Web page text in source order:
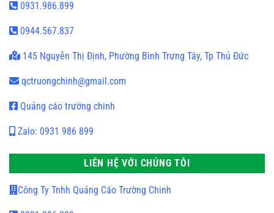
0931.986.899
0944.567.837
145 Nguyễn Thị Định, Phường Bình Trưng Tây, Tp Thủ Đức
qctruongchinh@gmail.com
Quảng cáo trường chinh
Zalo: 0931 986 899
LIÊN HỆ VỚI CHÚNG TÔI
Công Ty Tnhh Quảng Cáo Trường Chinh